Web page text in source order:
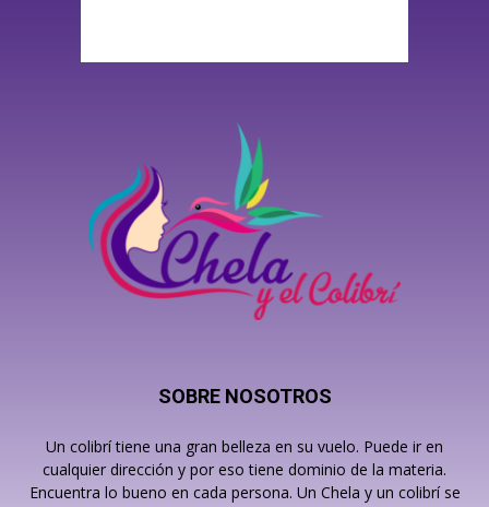
SOBRE NOSOTROS
Un colibrí tiene una gran belleza en su vuelo. Puede ir en
cualquier dirección y por eso tiene dominio de la materia.
Encuentra lo bueno en cada persona. Un Chela y un colibrí se